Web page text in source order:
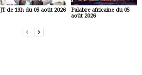
JT de 13h du 05 août 2026
Palabre africaine du 05
août 2026